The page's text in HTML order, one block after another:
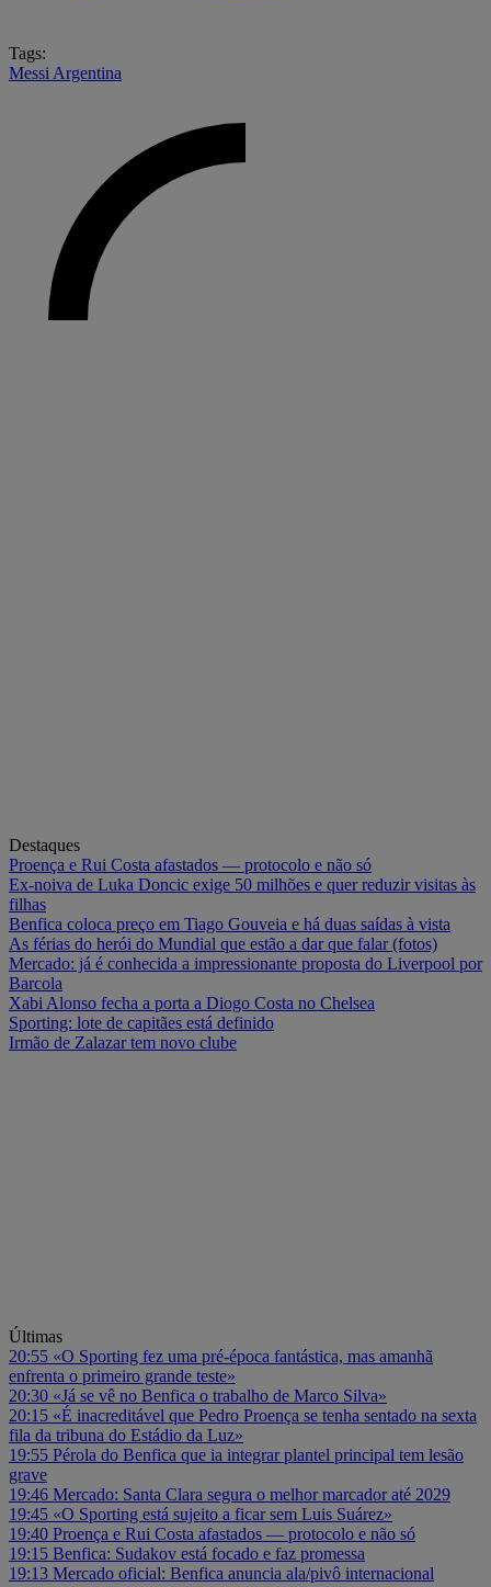
Tags:
Messi Argentina
Destaques
Proença e Rui Costa afastados — protocolo e não só
Ex-noiva de Luka Doncic exige 50 milhões e quer reduzir visitas às
filhas
Benfica coloca preço em Tiago Gouveia e há duas saídas à vista
As férias do herói do Mundial que estão a dar que falar (fotos)
Mercado: já é conhecida a impressionante proposta do Liverpool por
Barcola
Xabi Alonso fecha a porta a Diogo Costa no Chelsea
Sporting: lote de capitães está definido
Irmão de Zalazar tem novo clube
Últimas
20:55 «O Sporting fez uma pré-época fantástica, mas amanhã
enfrenta o primeiro grande teste»
20:30 «Já se vê no Benfica o trabalho de Marco Silva»
20:15 «É inacreditável que Pedro Proença se tenha sentado na sexta
fila da tribuna do Estádio da Luz»
19:55 Pérola do Benfica que ia integrar plantel principal tem lesão
grave
19:46 Mercado: Santa Clara segura o melhor marcador até 2029
19:45 «O Sporting está sujeito a ficar sem Luis Suárez»
19:40 Proença e Rui Costa afastados — protocolo e não só
19:15 Benfica: Sudakov está focado e faz promessa
19:13 Mercado oficial: Benfica anuncia ala/pivô internacional